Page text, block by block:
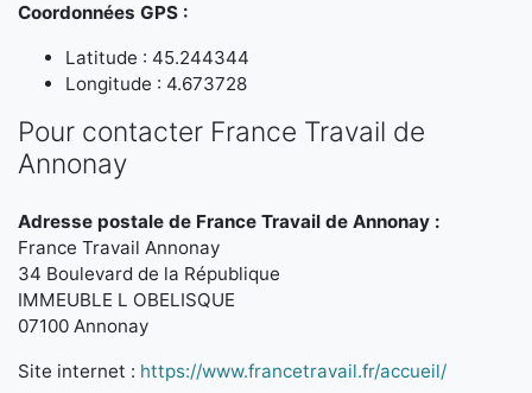
Coordonnées GPS :
Latitude : 45.244344
Longitude : 4.673728
Pour contacter France Travail de
Annonay
Adresse postale de France Travail de Annonay :
France Travail Annonay
34 Boulevard de la République
IMMEUBLE L OBELISQUE
07100 Annonay
Site internet : https://www.francetravail.fr/accueil/